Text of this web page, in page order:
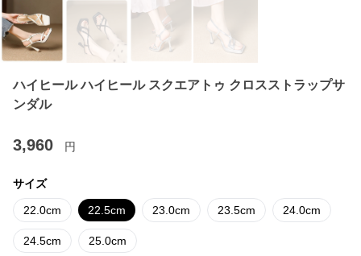
ハイヒール ハイヒール スクエアトゥ クロスストラップサ
ンダル
3,960 円
サイズ
22.0cm 22.5cm 23.0cm 23.5cm 24.0cm
24.5cm 25.0cm